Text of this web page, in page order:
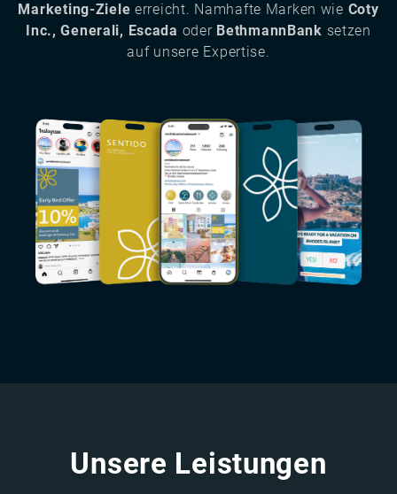
Marketing-Ziele erreicht. Namhafte Marken wie Coty
Inc., Generali, Escada oder BethmannBank setzen
auf unsere Expertise.
Unsere Leistungen